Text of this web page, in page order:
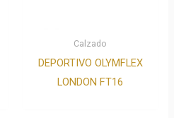
Calzado
DEPORTIVO OLYMFLEX
LONDON FT16